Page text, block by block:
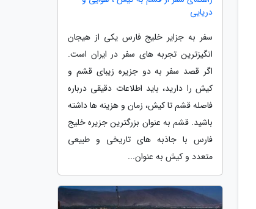
دریایی
سفر به جزایر خلیج فارس یکی از هیجان
انگیزترین تجربه های سفر در ایران است.
اگر قصد سفر به دو جزیره زیبای قشم و
کیش را دارید، باید اطلاعات دقیقی درباره
فاصله قشم تا کیش، زمان و هزینه ها داشته
باشید. قشم به عنوان بزرگترین جزیره خلیج
فارس با جاذبه های تاریخی و طبیعی
متعدد و کیش به عنوان...